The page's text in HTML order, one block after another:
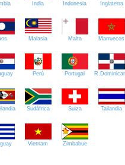
India Indonesia Inglaterra
Malasia Malta Marruecos
Perú Portugal
Sudáfrica Suiza Tailandia
Vietnam Zimbabue